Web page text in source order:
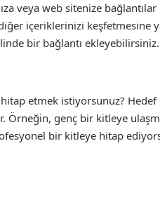
veya web sitenize
içeriklerinizi keşfetmesine
bir bağlantı ekleyebilirsiniz.
etmek istiyorsunuz? Hedef
Örneğin, genç bir kitleye
bir kitleye hitap